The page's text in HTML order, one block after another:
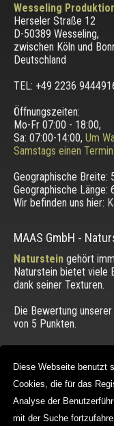
Diese Webseite benutzt
Cookies, die für das
Analyse der
mit der Suche
Diese Webseite benutzt
Cookies, die für das
Analyse der
mit der Suche
Wesseling
Herseler Straße 12
D-50389 Wesseling,
zwischen Köln und
Deutschland
TEL: +49 2236
Öffnungszeiten:
Mo-Fr 07:00 - 18:00,
Sa: 07:00-14:00, Um
Samstags einen
Geographische Breite:
Geographische Länge:
Wir befinden uns hier:
MAAS GmbH -
Natursteingehört
Naturstein bietet viele
dank seiner Texturen.
Die Bewertung
von 5 Punkten.
Copyright